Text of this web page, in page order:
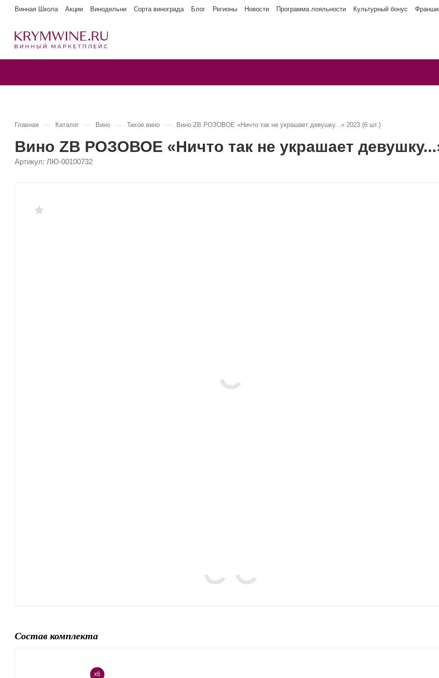
Винная Школа Акции Винодельни Сорта винограда Блог Регионы Новости Программа лояльности Культурный бонус
Главная — Каталог — Вино — Тихое вино — Вино ZB РОЗОВОЕ «Ничто так не украшает девушку...» 2023 (6 шт.)
Вино ZB РОЗОВОЕ «Ничто так не украшает
Артикул: ЛЮ-00100732
Состав комплекта
x6